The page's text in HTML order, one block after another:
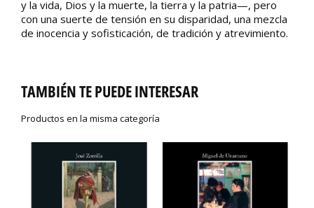
y la vida, Dios y la muerte, la tierra y la patria—, pero
con una suerte de tensión en su disparidad, una mezcla
de inocencia y sofisticación, de tradición y atrevimiento.
TAMBIÉN TE PUEDE INTERESAR
Productos en la misma categoría